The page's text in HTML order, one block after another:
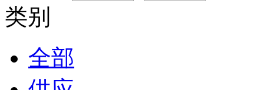
类别
全部